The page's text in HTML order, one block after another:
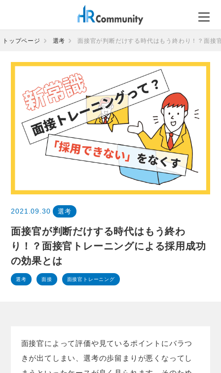
テ
ントップページ 選考 面接官が判断だけする時代はもう終わり！？面接
2021.09.30 選考
面接官が判断だけする時代はもう終わ
り！？面接官トレーニングによる採用成功
の効果とは
選考 面接 面接官トレーニング
面接官によって評価や見ているポイントにバラつ
きが出てしまい、選考の歩留まりが悪くなってし